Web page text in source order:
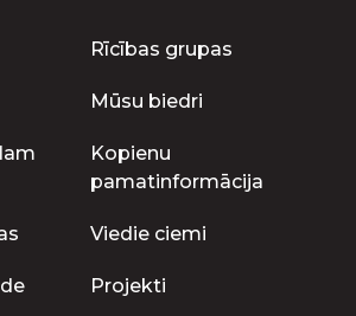
Rīcības grupas
Mūsu biedri
Kopienu
pamatinformācija
Viedie ciemi
Projekti